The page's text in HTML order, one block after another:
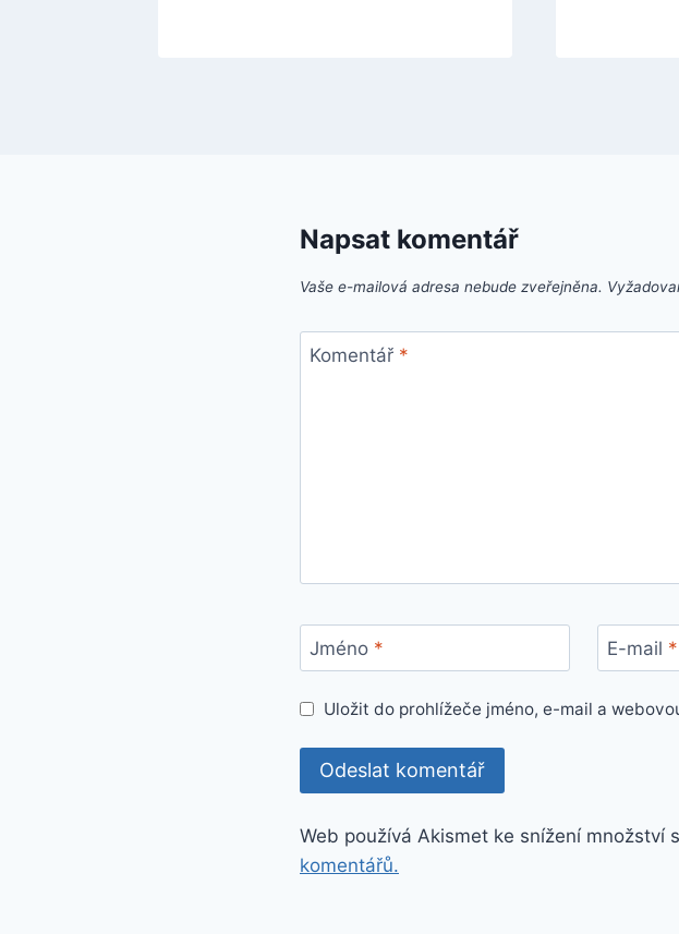
Napsat komentář
Vaše e-mailová adresa nebude zveřejněna.
Komentář *
Jméno * E-mail *
Uložit do prohlížeče jméno, e-mail a
Web používá Akismet ke snížení množství
komentářů.